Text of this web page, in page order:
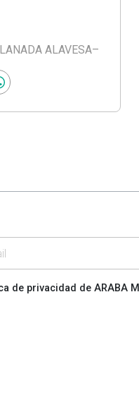
ALAVESA–
de privacidad de ARABA